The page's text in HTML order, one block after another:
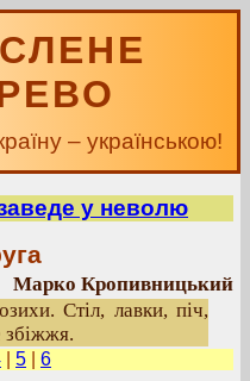
– українською!
у неволю
Марко Кропивницький
Стіл, лавки, піч,
збіжжя.
5 6